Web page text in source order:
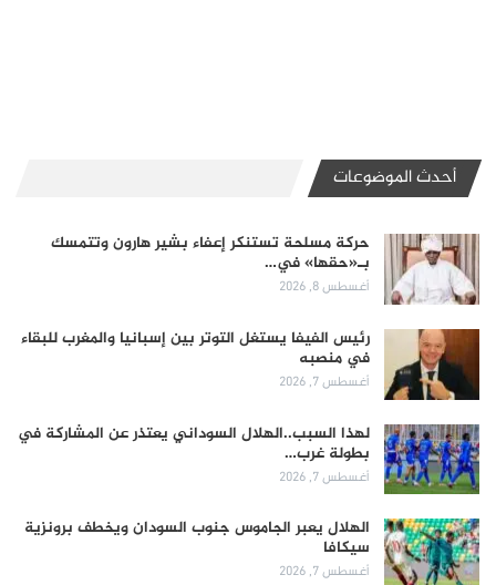
أحدث الموضوعات
حركة مسلحة تستنكر إعفاء بشير هارون وتتمسك
بـ«حقها» في…
أغسطس 8, 2026
رئيس الفيفا يستغل التوتر بين إسبانيا والمغرب للبقاء
في منصبه
أغسطس 7, 2026
لهذا السبب..الهلال السوداني يعتذر عن المشاركة في
بطولة غرب…
أغسطس 7, 2026
الهلال يعبر الجاموس جنوب السودان ويخطف برونزية
سيكافا
أغسطس 7, 2026